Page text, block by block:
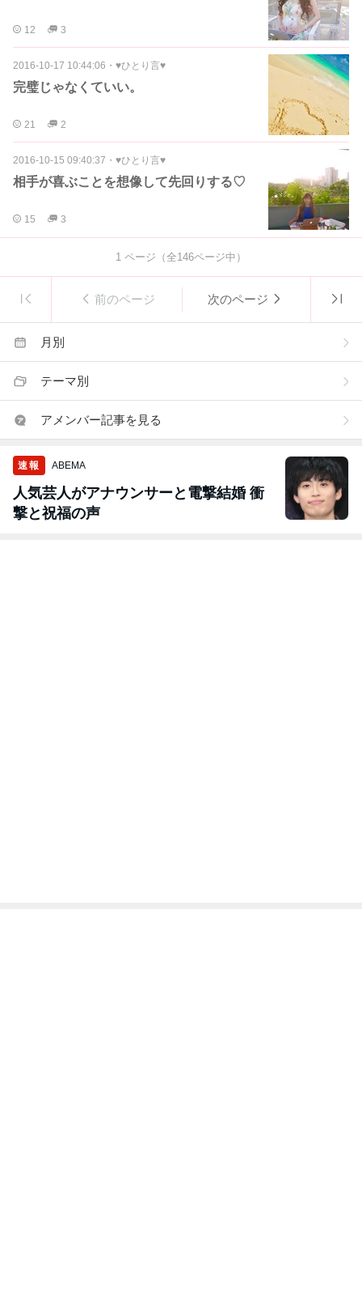
12 3
2016-10-17 10:44:06 ・ ♥ひとり言♥
完璧じゃなくていい。
21 2
2016-10-15 09:40:37 ・ ♥ひとり言♥
相手が喜ぶことを想像して先回りする♡
15 3
1 ページ（全146ページ中）
前のページ 次のページ
月別
テーマ別
アメンバー記事を見る
速報 ABEMA
人気芸人がアナウンサーと電撃結婚 衝
撃と祝福の声